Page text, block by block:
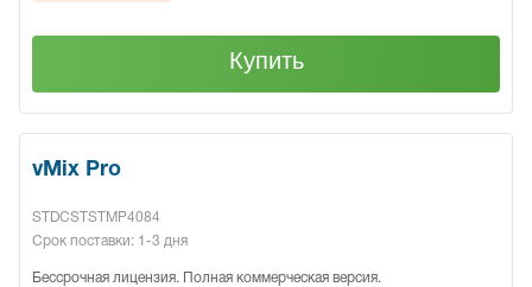
Купить
vMix Pro
STDCSTSTMP4084
Срок поставки: 1-3 дня
Бессрочная лицензия. Полная коммерческая версия.